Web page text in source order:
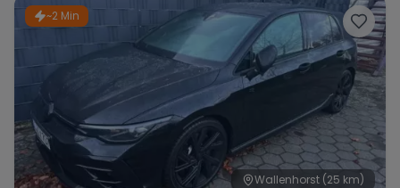
~2 Min
Wallenhorst (25 km)